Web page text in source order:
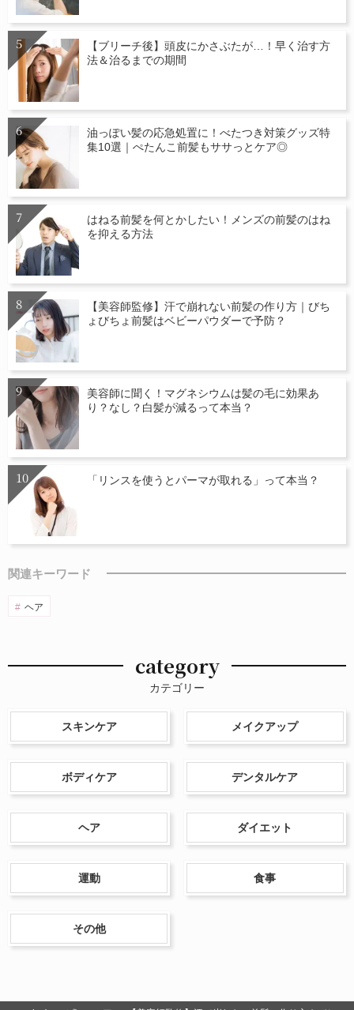
【ブリーチ後】頭皮にかさぶたが…！早く治す方
法＆治るまでの期間
油っぽい髪の応急処置に！べたつき対策グッズ特
集10選｜ぺたんこ前髪もササっとケア◎
はねる前髪を何とかしたい！メンズの前髪のはね
を抑える方法
【美容師監修】汗で崩れない前髪の作り方｜びち
ょびちょ前髪はベビーパウダーで予防？
美容師に聞く！マグネシウムは髪の毛に効果あ
り？なし？白髪が減るって本当？
「リンスを使うとパーマが取れる」って本当？
関連キーワード
ヘア
category
カテゴリー
スキンケア メイクアップ
ボディケア デンタルケア
ヘア ダイエット
運動 食事
その他